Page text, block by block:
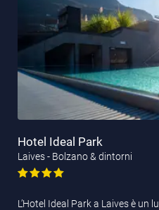
Hotel Ideal Park
Laives - Bolzano & dintorni
L’Hotel Ideal Park a Laives è un